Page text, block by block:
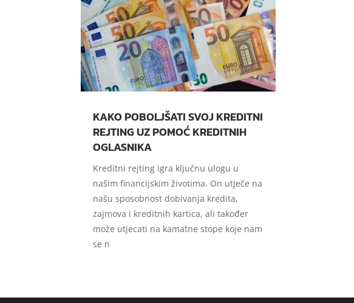
KAKO POBOLJŠATI SVOJ KREDITNI
REJTING UZ POMOĆ KREDITNIH
OGLASNIKA
Kreditni rejting igra ključnu ulogu u
našim financijskim životima. On utječe na
našu sposobnost dobivanja kredita,
zajmova i kreditnih kartica, ali također
može utjecati na kamatne stope koje nam
se n